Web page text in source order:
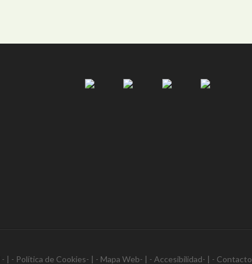
- | - Política de Cookies- | - Mapa Web- | - Accesibilidad- | - Contacto